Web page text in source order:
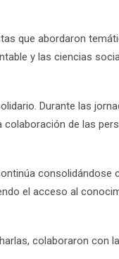
que abordaron
y las ciencias
Durante las
de las
consolidándose
el acceso al
colaboraron con